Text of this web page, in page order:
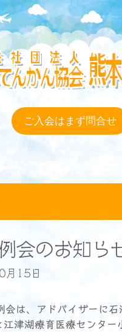
ご入会はまず問合せ
会のお知ら
月15日
は、アドバイザーに石
江津湖療育医療センター